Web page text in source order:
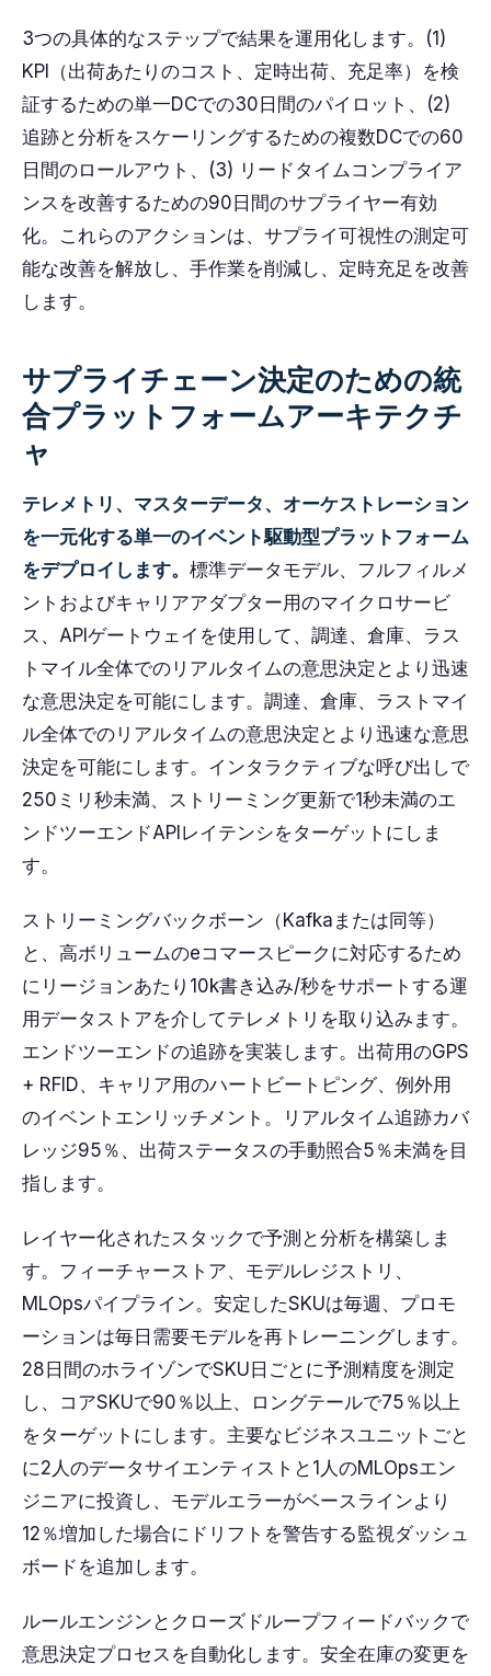
3つの具体的なステップで結果を運用化します。(1)
KPI（出荷あたりのコスト、定時出荷、充足率）を検
証するための単一DCでの30日間のパイロット、(2)
追跡と分析をスケーリングするための複数DCでの60
日間のロールアウト、(3) リードタイムコンプライア
ンスを改善するための90日間のサプライヤー有効
化。これらのアクションは、サプライ可視性の測定可
能な改善を解放し、手作業を削減し、定時充足を改善
します。
サプライチェーン決定のための統
合プラットフォームアーキテクチ
ャ
テレメトリ、マスターデータ、オーケストレーション
を一元化する単一のイベント駆動型プラットフォーム
をデプロイします。 標準データモデル、フルフィルメ
ントおよびキャリアアダプター用のマイクロサービ
ス、APIゲートウェイを使用して、調達、倉庫、ラス
トマイル全体でのリアルタイムの意思決定とより迅速
な意思決定を可能にします。調達、倉庫、ラストマイ
ル全体でのリアルタイムの意思決定とより迅速な意思
決定を可能にします。インタラクティブな呼び出しで
250ミリ秒未満、ストリーミング更新で1秒未満のエ
ンドツーエンドAPIレイテンシをターゲットにしま
す。
ストリーミングバックボーン（Kafkaまたは同等）
と、高ボリュームのeコマースピークに対応するため
にリージョンあたり10k書き込み/秒をサポートする運
用データストアを介してテレメトリを取り込みます。
エンドツーエンドの追跡を実装します。出荷用のGPS
+ RFID、キャリア用のハートビートピング、例外用
のイベントエンリッチメント。リアルタイム追跡カバ
レッジ95％、出荷ステータスの手動照合5％未満を目
指します。
レイヤー化されたスタックで予測と分析を構築しま
す。フィーチャーストア、モデルレジストリ、
MLOpsパイプライン。安定したSKUは毎週、プロモ
ーションは毎日需要モデルを再トレーニングします。
28日間のホライゾンでSKU日ごとに予測精度を測定
し、コアSKUで90％以上、ロングテールで75％以上
をターゲットにします。主要なビジネ​​スユニットごと
に2人のデータサイエンティストと1人のMLOpsエン
ジニアに投資し、モデルエラーがベースラインより
12％増加した場合にドリフトを警告する監視ダッシュ
ボードを追加します。
ルールエンジンとクローズドループフィードバックで
意思決定プロセスを自動化します。安全在庫の変更を